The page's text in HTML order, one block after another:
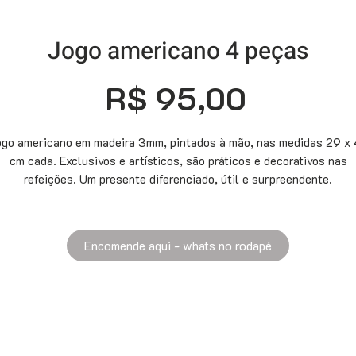
Jogo americano 4 peças
R$ 95,00
americano em madeira 3mm, pintados à mão, nas medidas 29 x
cm cada. Exclusivos e artísticos, são práticos e decorativos nas
refeições. Um presente diferenciado, útil e surpreendente.
Encomende aqui - whats no rodapé